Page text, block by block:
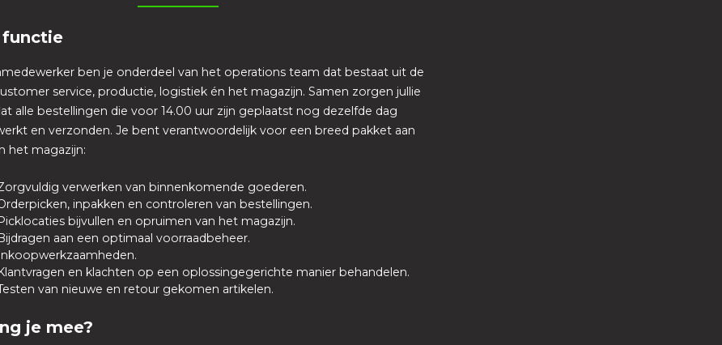
functie
ben je onderdeel van het operations team dat bestaat uit de
service, productie, logistiek én het magazijn. Samen zorgen jullie
alle bestellingen die voor 14.00 uur zijn geplaatst nog dezelfde dag
en verzonden. Je bent verantwoordelijk voor een breed pakket aan
het magazijn:
verwerken van binnenkomende goederen.
inpakken en controleren van bestellingen.
bijvullen en opruimen van het magazijn.
aan een optimaal voorraadbeheer.
en klachten op een oplossingegerichte manier behandelen.
van nieuwe en retour gekomen artikelen.
je mee?